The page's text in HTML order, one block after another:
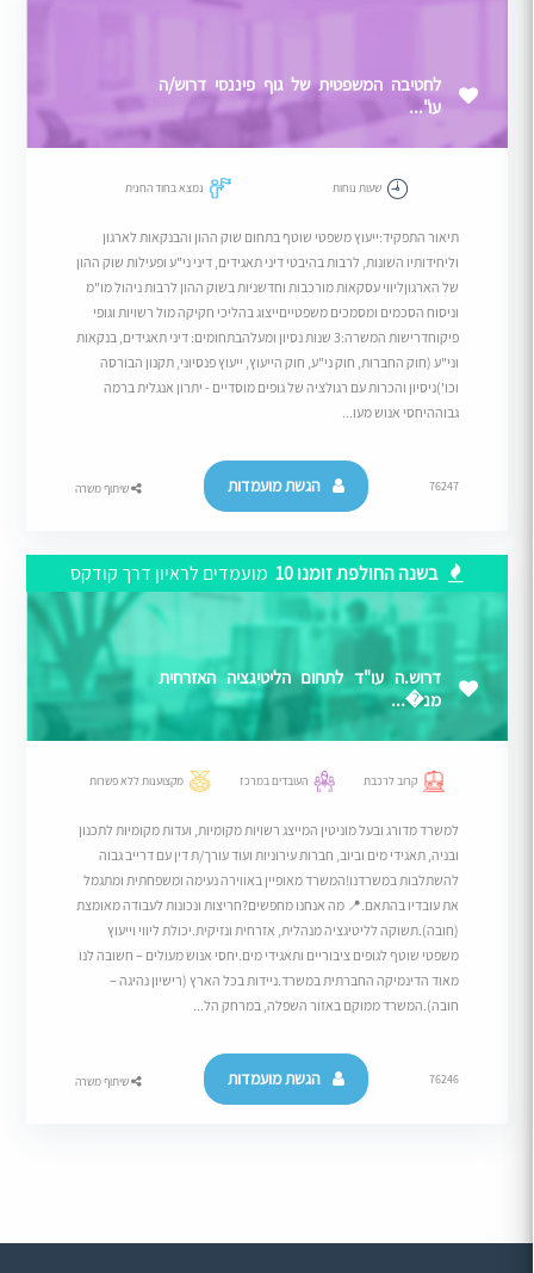
לחטיבה המשפטית של גוף פיננסי דרוש/ה
עו"...
שעות נוחות נמצא בחוד החנית
תיאור התפקיד:ייעוץ משפטי שוטף בתחום שוק ההון והבנקאות לארגון
וליחידותיו השונות, לרבות בהיבטי דיני תאגידים, דיני ני"ע ופעילות שוק ההון
של הארגוןליווי עסקאות מורכבות וחדשניות בשוק ההון לרבות ניהול מו"מ
וניסוח הסכמים ומסמכים משפטייםייצוג בהליכי חקיקה מול רשויות וגופי
פיקוחדרישות המשרה:3 שנות נסיון ומעלהבתחומים: דיני תאגידים, בנקאות
וני"ע (חוק החברות, חוק ני"ע, חוק הייעוץ, ייעוץ פנסיוני, תקנון הבורסה
וכו')ניסיון והכרות עם רגולציה של גופים מוסדיים - יתרון אנגלית ברמה
גבוההיחסי אנוש מעו...
76247 הגשת מועמדות שיתוף משרה
בשנה החולפת זומנו 10 מועמדים לראיון דרך קודקס
דרוש.ה עו"ד לתחום הליטיגציה האזרחית
מנ�...
קרוב לרכבת העובדים במרכז מקצוענות ללא פשרות
למשרד מדורג ובעל מוניטין המייצג רשויות מקומיות, ועדות מקומיות לתכנון
ובניה, תאגידי מים וביוב, חברות עירוניות ועוד עורך/ת דין עם דרייב גבוה
להשתלבות במשרדנו!המשרד מאופיין באווירה נעימה ומשפחתית ומתגמל
את עובדיו בהתאם.​📍 מה אנחנו מחפשים?חריצות ונכונות לעבודה מאומצת
(חובה).​תשוקה לליטיגציה מנהלית, אזרחית ונזיקית.​יכולת ליווי וייעוץ
משפטי שוטף לגופים ציבוריים ותאגידי מים.​יחסי אנוש מעולים – חשובה לנו
מאוד הדינמיקה החברתית במשרד.​ניידות בכל הארץ (רישיון נהיגה –
חובה).המשרד ממוקם באזור השפלה, במרחק הל...
76246 הגשת מועמדות שיתוף משרה